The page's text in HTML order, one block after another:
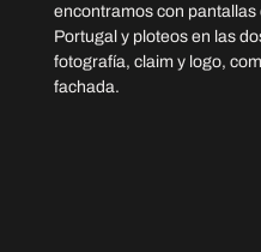
encontramos con pantallas
Portugal y ploteos en las
fotografía, claim y logo,
fachada.